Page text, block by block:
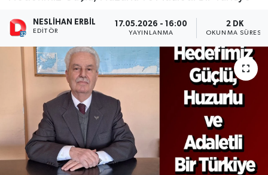
NESLIHAN ERBIL
EDITÖR
17.05.2026 - 16:00
YAYINLANMA
2 DK
OKUNMA SÜRESI